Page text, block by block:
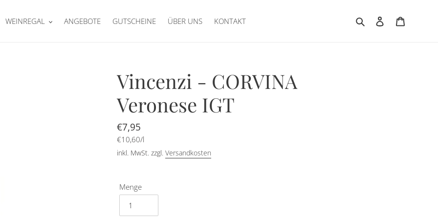
WEINREGAL ANGEBOTE GUTSCHEINE ÜBER UNS KONTAKT Suchen Einloggen
Vincenzi - CORVINA
Veronese IGT
Normaler
Preis
€7,95
Einzelpreis
€10,60/pro
l
inkl. MwSt. zzgl. Versandkosten
Menge